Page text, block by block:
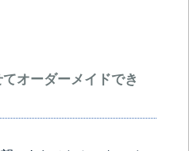
オーダーメイドでき